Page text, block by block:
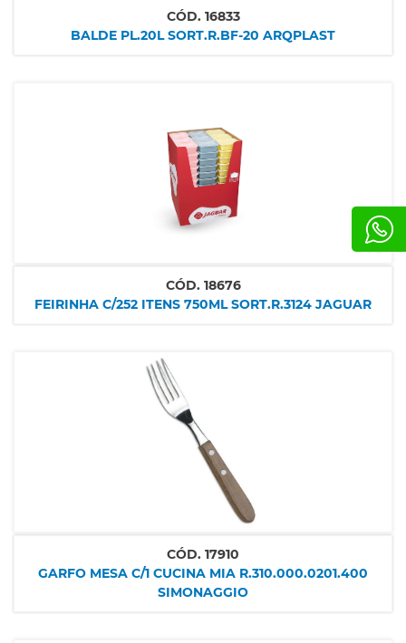
CÓD. 16833
BALDE PL.20L SORT.R.BF-20 ARQPLAST
CÓD. 18676
FEIRINHA C/252 ITENS 750ML SORT.R.3124 JAGUAR
CÓD. 17910
GARFO MESA C/1 CUCINA MIA R.310.000.0201.400
SIMONAGGIO